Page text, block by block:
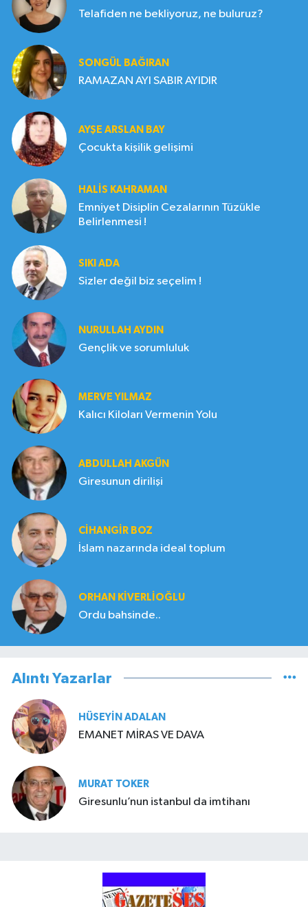
Telafiden ne bekliyoruz, ne buluruz?
SONGÜL BAĞIRAN
RAMAZAN AYI SABIR AYIDIR
AYŞE ARSLAN BAY
Çocukta kişilik gelişimi
HALIS KAHRAMAN
Emniyet Disiplin Cezalarının Tüzükle
Belirlenmesi !
SIKI ADA
Sizler değil biz seçelim !
NURULLAH AYDIN
Gençlik ve sorumluluk
MERVE YILMAZ
Kalıcı Kiloları Vermenin Yolu
ABDULLAH AKGÜN
Giresunun dirilişi
CIHANGIR BOZ
İslam nazarında ideal toplum
ORHAN KIVERLIOĞLU
Ordu bahsinde..
Alıntı Yazarlar
HÜSEYIN ADALAN
EMANET MİRAS VE DAVA
MURAT TOKER
Giresunlu’nun istanbul da imtihanı